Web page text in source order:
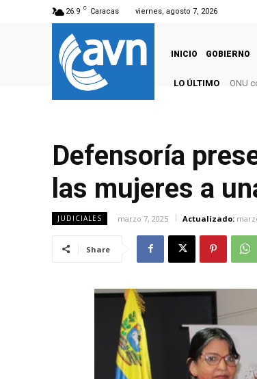
26.9 C Caracas viernes, agosto 7, 2026
INICIO GOBIERNO
LO ÚLTIMO ONU
Defensoría
las mujeres a
JUDICIALES marzo 7, 2025 Actualizado:
Share